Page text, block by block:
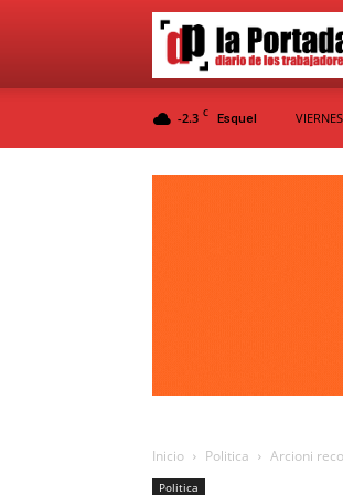
-2.3 C Esquel
Inicio Politica Arcioni
Politica